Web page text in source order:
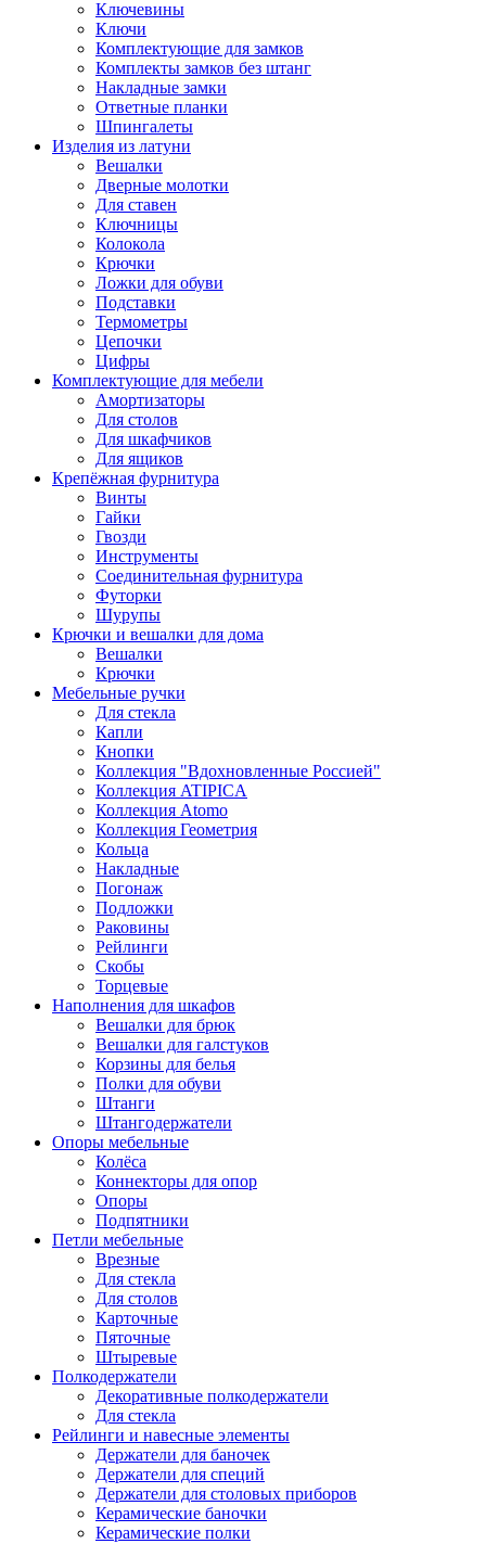
Ключевины
Ключи
Комплектующие для замков
Комплекты замков без штанг
Накладные замки
Ответные планки
Шпингалеты
Изделия из латуни
Вешалки
Дверные молотки
Для ставен
Ключницы
Колокола
Крючки
Ложки для обуви
Подставки
Термометры
Цепочки
Цифры
Комплектующие для мебели
Амортизаторы
Для столов
Для шкафчиков
Для ящиков
Крепёжная фурнитура
Винты
Гайки
Гвозди
Инструменты
Соединительная фурнитура
Футорки
Шурупы
Крючки и вешалки для дома
Вешалки
Крючки
Мебельные ручки
Для стекла
Капли
Кнопки
Коллекция "Вдохновленные Россией"
Коллекция ATIPICA
Коллекция Atomo
Коллекция Геометрия
Кольца
Накладные
Погонаж
Подложки
Раковины
Рейлинги
Скобы
Торцевые
Наполнения для шкафов
Вешалки для брюк
Вешалки для галстуков
Корзины для белья
Полки для обуви
Штанги
Штангодержатели
Опоры мебельные
Колёса
Коннекторы для опор
Опоры
Подпятники
Петли мебельные
Врезные
Для стекла
Для столов
Карточные
Пяточные
Штыревые
Полкодержатели
Декоративные полкодержатели
Для стекла
Рейлинги и навесные элементы
Держатели для баночек
Держатели для специй
Держатели для столовых приборов
Керамические баночки
Керамические полки